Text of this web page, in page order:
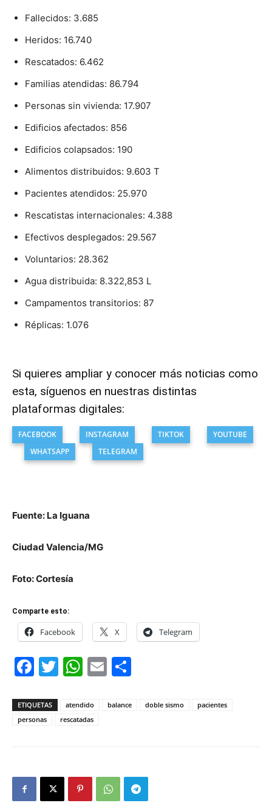
Fallecidos: 3.685
Heridos: 16.740
Rescatados: 6.462
Familias atendidas: 86.794
Personas sin vivienda: 17.907
Edificios afectados: 856
Edificios colapsados: 190
Alimentos distribuidos: 9.603 T
Pacientes atendidos: 25.970
Rescatistas internacionales: 4.388
Efectivos desplegados: 29.567
Voluntarios: 28.362
Agua distribuida: 8.322,853 L
Campamentos transitorios: 87
Réplicas: 1.076
Si quieres ampliar y conocer más noticias como
esta, síguenos en nuestras distintas
plataformas digitales:
FACEBOOK INSTAGRAM TIKTOK
YOUTUBE
WHATSAPP
TELEGRAM
Fuente: La Iguana
Ciudad Valencia/MG
Foto: Cortesía
Comparte esto:
Facebook X Telegram
Facebook
Twitter
WhatsApp
Email
ETIQUETAS atendido balance doble sismo
pacientes
personas
rescatadas